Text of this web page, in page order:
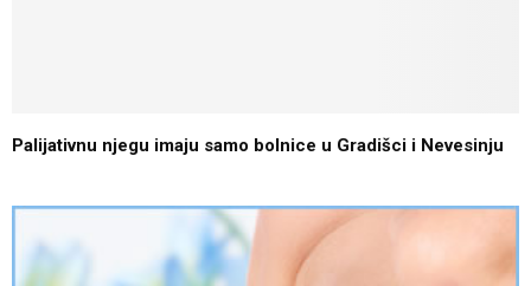
Palijativnu njegu imaju samo bolnice u Gradišci i Nevesinju